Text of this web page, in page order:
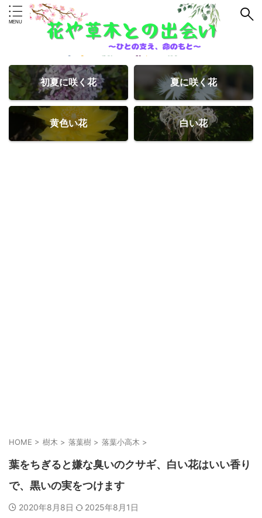
初夏に咲く花 夏に咲く花
黄色い花 白い花
HOME > 樹木 > 落葉樹 > 落葉小高木 >
葉をちぎると嫌な臭いのクサギ、白い花はいい香り
で、黒いの実をつけます
2020年8月8日 2025年8月1日